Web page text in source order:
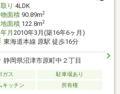
り 4LDK
面積90.89m2
面積122.8m2
月 2010年3月(築16年6ヶ月)
東海道本線 原駅 徒歩16分
静岡県沼津市原町中２丁目
ガス
駐車場あり
キッチン 所有権